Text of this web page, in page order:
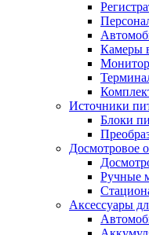
Камеры
Источники
Блоки
Досмотровое
Ручные
Аксессуары